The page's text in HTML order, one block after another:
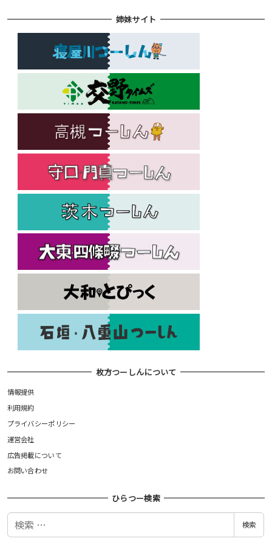
姉妹サイト
枚方つーしんについて
情報提供
利用規約
プライバシーポリシー
運営会社
広告掲載について
お問い合わせ
ひらつー検索
検
検索